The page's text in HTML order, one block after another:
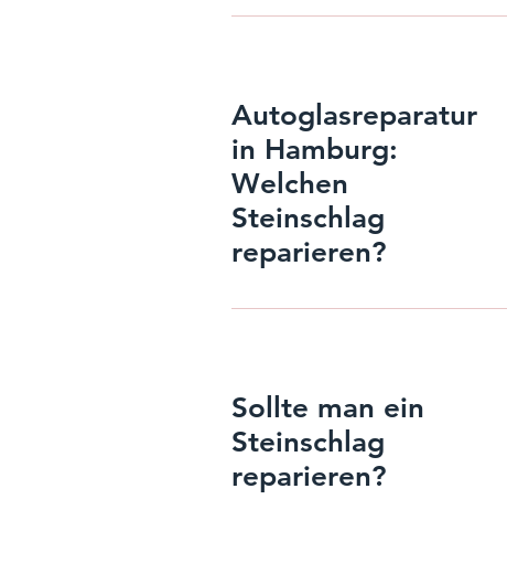
Autoglasreparatur
in Hamburg:
Welchen
Steinschlag
reparieren?
Sollte man ein
Steinschlag
reparieren?